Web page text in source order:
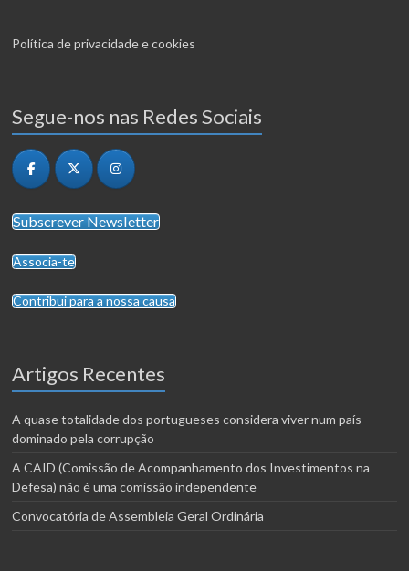
Política de privacidade e cookies
Segue-nos nas Redes Sociais
Subscrever Newsletter
Associa-te
Contribui para a nossa causa
Artigos Recentes
A quase totalidade dos portugueses considera viver num país
dominado pela corrupção
A CAID (Comissão de Acompanhamento dos Investimentos na
Defesa) não é uma comissão independente
Convocatória de Assembleia Geral Ordinária